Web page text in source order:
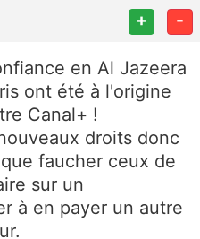
+ -
en Al Jazeera
ont été à l'origine
Canal+ !
droits donc
faucher ceux de
sur un
à en payer un autre